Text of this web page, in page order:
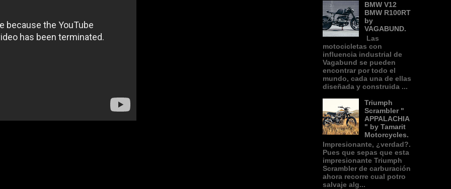
BMW V12
BMW R100RT
by
VAGABUND.
Las
motocicletas con
influencia industrial de
Vagabund se pueden
encontrar por todo el
mundo, cada una de ellas
diseñada y construida ...
Triumph
Scrambler "
APPALACHIA
" by Tamarit
Motorcycles.
Impresionante, ¿verdad?.
Pues que sepas que esta
impresionante Triumph
Scrambler de carburación
ahora recorre cual potro
salvaje alg...